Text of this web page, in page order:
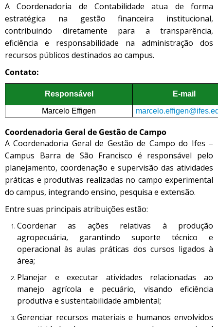
A Coordenadoria de Contabilidade atua de forma
estratégica na gestão financeira institucional,
contribuindo diretamente para a transparência,
eficiência e responsabilidade na administração dos
recursos públicos destinados ao campus.
Contato:
Responsável E-mail
Marcelo Effigen
Coordenadoria Geral de Gestão de Campo
A Coordenadoria Geral de Gestão de Campo do Ifes –
Campus Barra de São Francisco é responsável pelo
planejamento, coordenação e supervisão das atividades
práticas e produtivas realizadas no campo experimental
do campus, integrando ensino, pesquisa e extensão.
Entre suas principais atribuições estão:
Coordenar as ações relativas à produção
agropecuária, garantindo suporte técnico e
operacional às aulas práticas dos cursos ligados à
área;
Planejar e executar atividades relacionadas ao
manejo agrícola e pecuário, visando eficiência
produtiva e sustentabilidade ambiental;
Gerenciar recursos materiais e humanos envolvidos